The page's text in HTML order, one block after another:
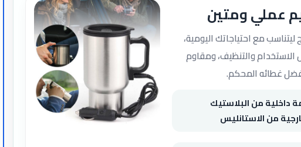
عملي ومتين
مع احتياجاتك اليومية،
والتنظيف، ومقاوم
غطائه المحكم.
داخلية من البلاستيك
من الاستانليس